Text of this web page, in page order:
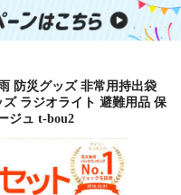
防災グッズ 非常用持出袋
ラジオライト 避難用品 保
ジュ t-bou2